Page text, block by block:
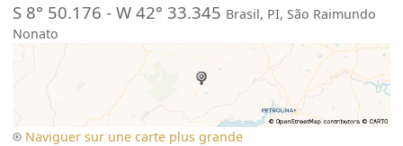
S 8° 50.176 -W 42° 33.345 Brasil, PI,São Raimundo
Nonato
Naviguer sur une carte plus grande